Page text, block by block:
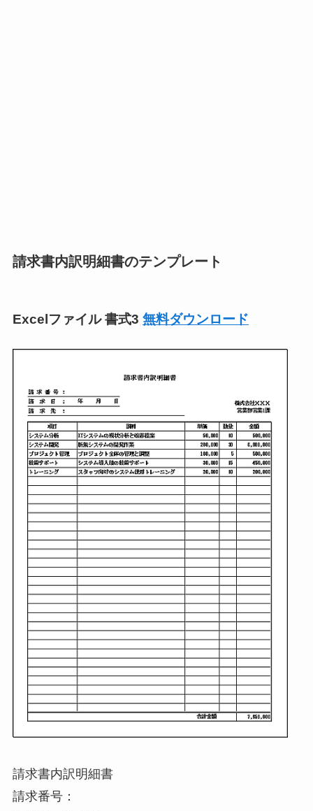
請求書内訳明細書のテンプレート
Excelファイル 書式3 無料ダウンロード
請求書内訳明細書
請求番号：